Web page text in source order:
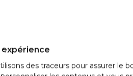
des traceurs pour assurer le